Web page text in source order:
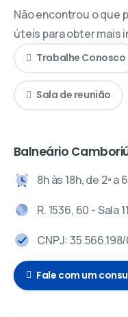
Não encontrou o que
úteis para obter mais
Trabalhe Conosco
Sala de reunião
Balneário
8h às 18h, de 2ª a
R. 1536, 60 - Sala
CNPJ:
Fale com um